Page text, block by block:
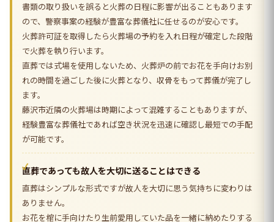
書類の取り扱いを誤ると火葬の日程に影響が出ることもあります
ので、警察事案の経験が豊富な葬儀社に任せるのが安心です。
火葬許可証を取得したら火葬場の予約を入れ日程が確定した段階
で火葬を執り行います。
直葬では式場を使用しないため、火葬炉の前でお花を手向けお別
れの時間を過ごした後に火葬となり、収骨をもって葬儀が完了し
ます。
藤沢市近隣の火葬場は時期によって混雑することもありますが、
経験豊富な葬儀社であれば空き状況を迅速に確認し最短での手配
が可能です。
直葬であっても故人を大切に送ることはできる
直葬はシンプルな形式ですが故人を大切に思う気持ちに変わりは
ありません。
お花を棺に手向けたり生前愛用していた品を一緒に納めたりする